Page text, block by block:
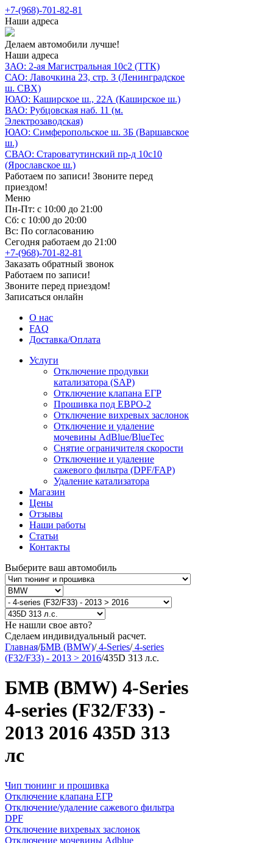
+7-(968)-701-82-81
Наши адреса
Делаем автомобили лучше!
Наши адреса
ЗАО: 2-ая Магистральная 10с2 (ТТК)
САО: Лавочкина 23, стр. 3 (Ленинградское
ш. СВХ)
ЮАО: Каширское ш., 22А (Каширское ш.)
ВАО: Рубцовская наб. 11 (м.
Электрозаводская)
ЮАО: Симферопольское ш. 3Б (Варшавское
ш.)
СВАО: Староватутинский пр-д 10с10
(Ярославское ш.)
Работаем по записи! Звоните перед
приездом!
Меню
Пн-Пт: с 10:00 до 21:00
Сб: с 10:00 до 20:00
Вс: По согласованию
Сегодня работаем до 21:00
+7-(968)-701-82-81
Заказать обратный звонок
Работаем по записи!
Звоните перед приездом!
Записаться онлайн
О нас
FAQ
Доставка/Оплата
Услуги
Отключение продувки
катализатора (SAP)
Отключение клапана ЕГР
Прошивка под ЕВРО-2
Отключение вихревых заслонок
Отключение и удаление
мочевины AdBlue/BlueTec
Снятие ограничителя скорости
Отключение и удаление
сажевого фильтра (DPF/FAP)
Удаление катализатора
Магазин
Цены
Отзывы
Наши работы
Статьи
Контакты
Выберите ваш автомобиль
Не нашли свое авто?
Сделаем индивидуальный расчет.
Главная/БМВ (BMW)/4-Series/4-series
(F32/F33) - 2013 > 2016/435D 313 л.с.
БМВ (BMW) 4-Series
4-series (F32/F33) -
2013 2016 435D 313
лс
Чип тюнинг и прошивка
Отключение клапана ЕГР
Отключение/удаление сажевого фильтра
DPF
Отключение вихревых заслонок
Отключение мочевины Adblue